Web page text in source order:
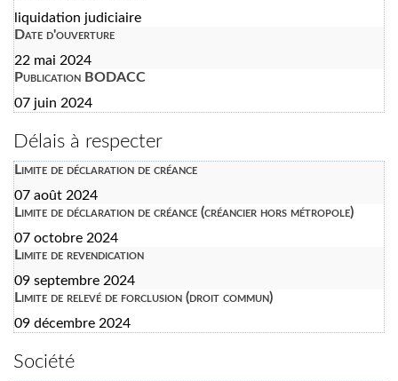
liquidation judiciaire
Date d'ouverture
22 mai 2024
Publication BODACC
07 juin 2024
Délais à respecter
Limite de déclaration de créance
07 août 2024
Limite de déclaration de créance (créancier hors métropole)
07 octobre 2024
Limite de revendication
09 septembre 2024
Limite de relevé de forclusion (droit commun)
09 décembre 2024
Société